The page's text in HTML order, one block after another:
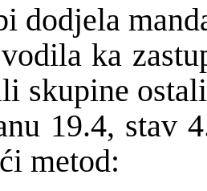
dodjela
ka
skupine
19.4, stav
metod: